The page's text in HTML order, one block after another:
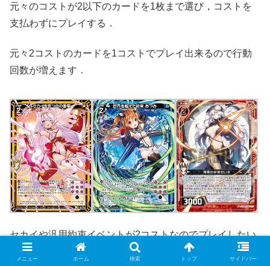
元々のコストが2以下のカードを1枚まで選び，コストを
支払わずにプレイする．
元々2コストのカードを1コストでプレイ出来るので行動
回数が増えます．
セカイや汎用約束イベントが2コストなのでプレイしたい
対象に事欠かないですね．
メニュー ホーム 検索 トップ サイドバー